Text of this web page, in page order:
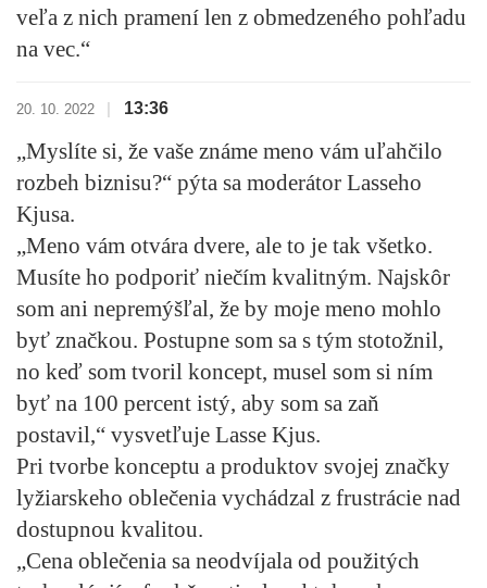
veľa z nich pramení len z obmedzeného pohľadu
na vec.“
20. 10. 2022 13:36
„Myslíte si, že vaše známe meno vám uľahčilo
rozbeh biznisu?“ pýta sa moderátor Lasseho
Kjusa.
„Meno vám otvára dvere, ale to je tak všetko.
Musíte ho podporiť niečím kvalitným. Najskôr
som ani nepremýšľal, že by moje meno mohlo
byť značkou. Postupne som sa s tým stotožnil,
no keď som tvoril koncept, musel som si ním
byť na 100 percent istý, aby som sa zaň
postavil,“ vysvetľuje Lasse Kjus.
Pri tvorbe konceptu a produktov svojej značky
lyžiarskeho oblečenia vychádzal z frustrácie nad
dostupnou kvalitou.
„Cena oblečenia sa neodvíjala od použitých